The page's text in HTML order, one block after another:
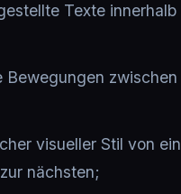
Texte innerhalb
Bewegungen zwischen
visueller Stil von
nächsten;